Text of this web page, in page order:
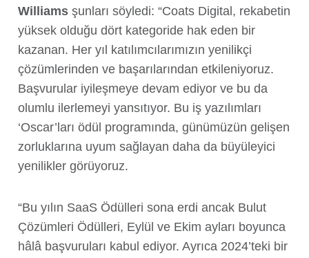
Williams şunları söyledi: “Coats Digital, rekabetin
yüksek olduğu dört kategoride hak eden bir
kazanan. Her yıl katılımcılarımızın yenilikçi
çözümlerinden ve başarılarından etkileniyoruz.
Başvurular iyileşmeye devam ediyor ve bu da
olumlu ilerlemeyi yansıtıyor. Bu iş yazılımları
‘Oscar’ları ödül programında, günümüzün gelişen
zorluklarına uyum sağlayan daha da büyüleyici
yenilikler görüyoruz.
“Bu yılın SaaS Ödülleri sona erdi ancak Bulut
Çözümleri Ödülleri, Eylül ve Ekim ayları boyunca
hâlâ başvuruları kabul ediyor. Ayrıca 2024’teki bir